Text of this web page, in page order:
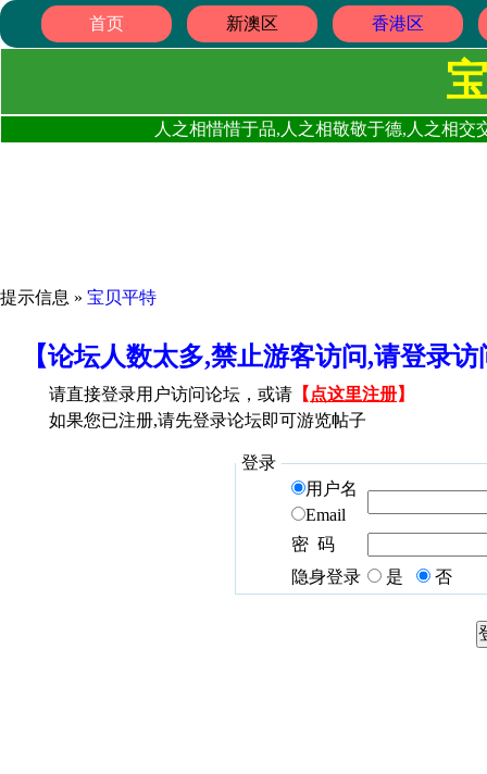
首页 新澳区 香港区
人之相惜惜于品,人之相敬敬于德,人之相
提示信息 » 宝贝平特
【论坛人数太多,禁止游客访问,请登录
请直接登录用户访问论坛，或请 【 点这里注册】
如果您已注册,请先登录论坛即可游览帖子
登录
用户名
Email
密 码
隐身登录
是 否